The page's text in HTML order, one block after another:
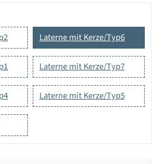
Laterne mit Kerze/Typ6
Laterne mit Kerze/Typ7
Laterne mit Kerze/Typ5